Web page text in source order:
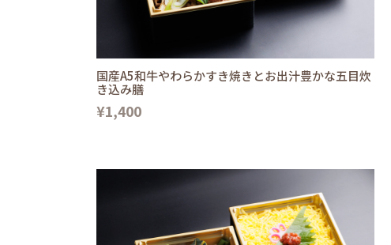
国産A5和牛やわらかすき焼きとお出汁豊かな五目炊
き込み膳
¥1,400